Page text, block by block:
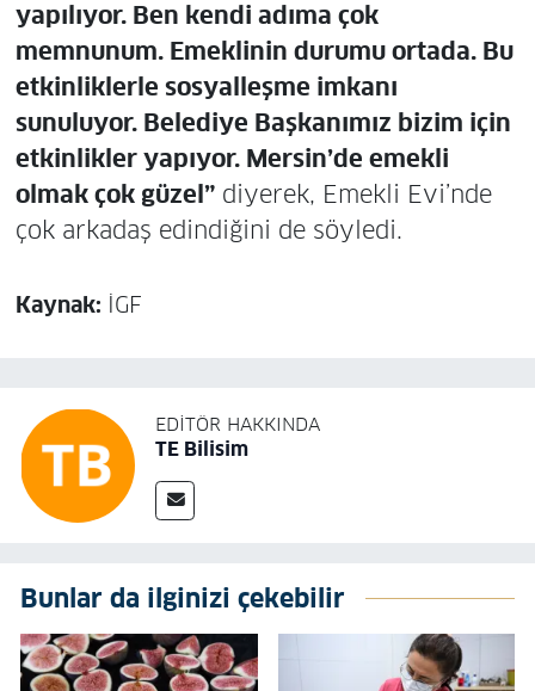
yapılıyor. Ben kendi adıma çok
memnunum. Emeklinin durumu ortada. Bu
etkinliklerle sosyalleşme imkanı
sunuluyor. Belediye Başkanımız bizim için
etkinlikler yapıyor. Mersin’de emekli
olmak çok güzel”diyerek, Emekli Evi’nde
çok arkadaş edindiğini de söyledi.
Kaynak: İGF
EDITÖR HAKKINDA
TE Bilisim
Bunlar da ilginizi çekebilir